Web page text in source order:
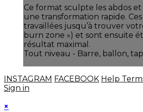
Ce format sculpte les abdos et
une transformation rapide.
travaillées jusqu’à trouver
burn zone ») et sont ensuite
résultat maximal.
Tout niveau - Barre, ballon,
INSTAGRAM FACEBOOK Help
Sign in
×